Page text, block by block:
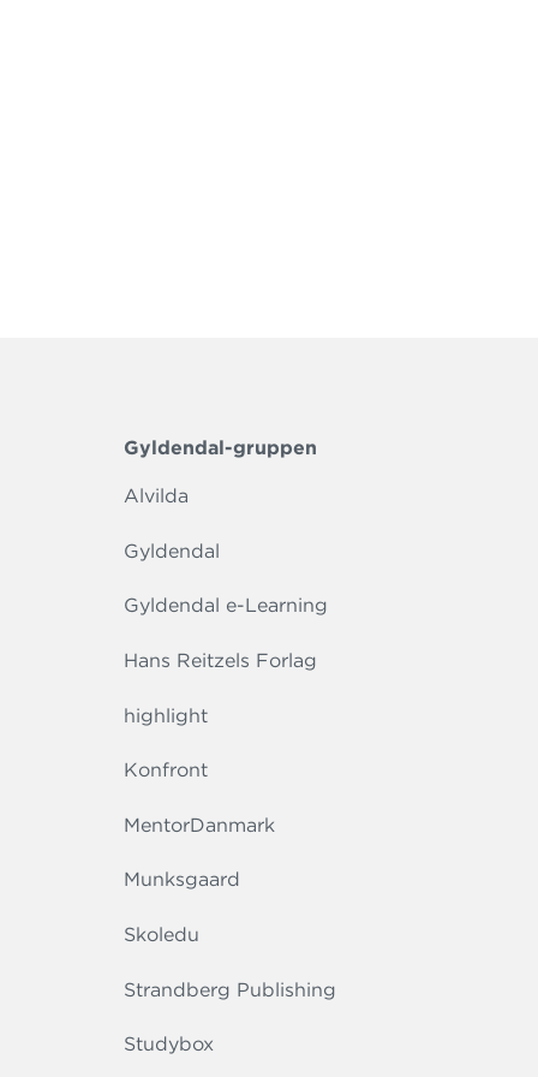
Gyldendal-gruppen
Alvilda
Gyldendal
Gyldendal e-Learning
Hans Reitzels Forlag
highlight
Konfront
MentorDanmark
Munksgaard
Skoledu
Strandberg Publishing
Studybox